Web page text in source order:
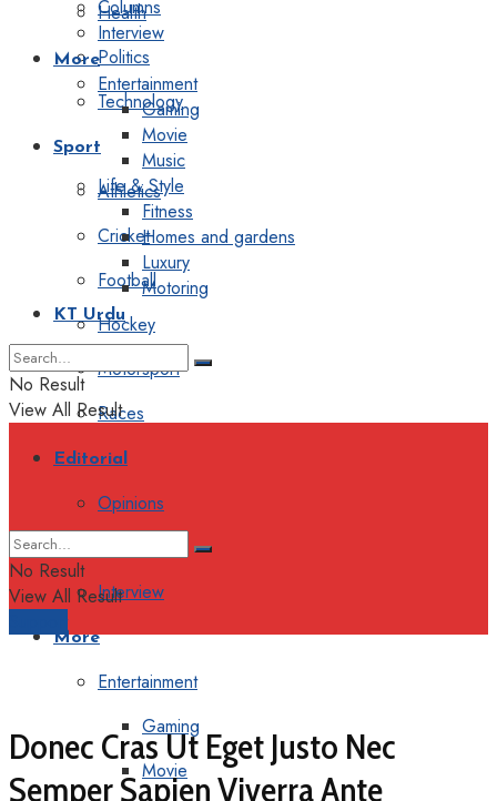
Health
Politics
Technology
Sport
Athletics
Cricket
Football
Hockey
Motorsport
Races
Editorial
Opinions
Interview
More
Entertainment
Gaming
Movie
Columns
Interview
More
Entertainment
Gaming
Movie
Music
Life & Style
Fitness
Homes and gardens
Luxury
Motoring
KT Urdu
No Result
View All Result
No Result
View All Result
Donec Cras Ut Eget Justo Nec
Semper Sapien Viverra Ante